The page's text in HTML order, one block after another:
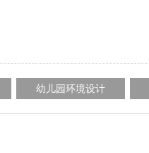
幼儿园环境设计